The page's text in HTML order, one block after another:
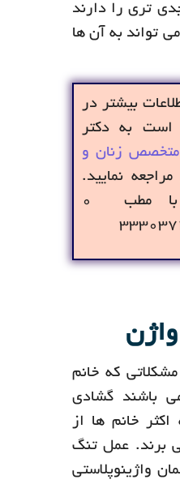
تری را دارند
تواند به آن ها
بیشتر در
است به دکتر
متخصص زنان و
مراجعه نمایید.
شماره تماس با مطب ۰
که خانم
باشند گشادی
خانم ها از
برند. عمل تنگ
واژینوپلاستی